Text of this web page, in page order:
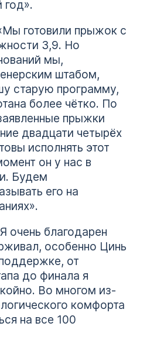
год».
готовили прыжок с
3,9. Но
мы,
штабом,
старую программу,
более чётко. По
прыжки
двадцати четырёх
исполнять этот
он у нас в
Будем
его на
очень благодарен
особенно Цинь
от
до финала я
Во многом из-
комфорта
на все 100